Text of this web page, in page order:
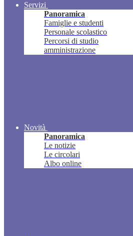
Servizi
Panoramica
Famiglie e studenti
Personale scolastico
Percorsi di studio
amministrazione
Novità
Panoramica
Le notizie
Le circolari
Albo online